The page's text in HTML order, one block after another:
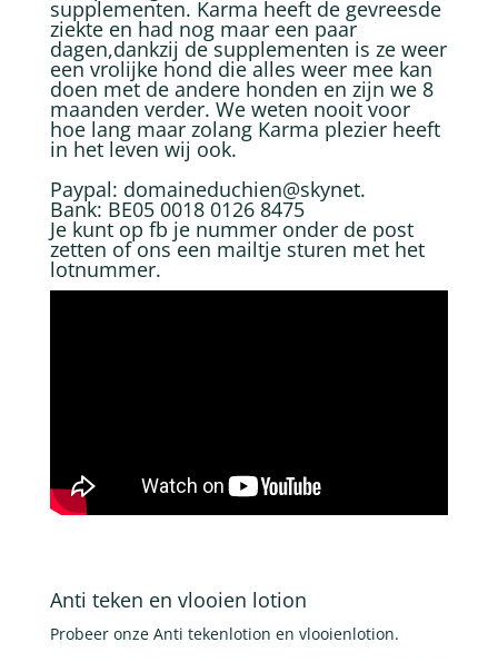
supplementen. Karma heeft de gevreesde
ziekte en had nog maar een paar
dagen,dankzij de supplementen is ze weer
een vrolijke hond die alles weer mee kan
doen met de andere honden en zijn we 8
maanden verder. We weten nooit voor
hoe lang maar zolang Karma plezier heeft
in het leven wij ook.
Paypal: domaineduchien@skynet.
Bank: BE05 0018 0126 8475
Je kunt op fb je nummer onder de post
zetten of ons een mailtje sturen met het
lotnummer.
Anti teken en vlooien lotion
Probeer onze Anti tekenlotion en vlooienlotion.